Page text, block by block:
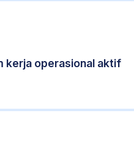
kerja operasional aktif